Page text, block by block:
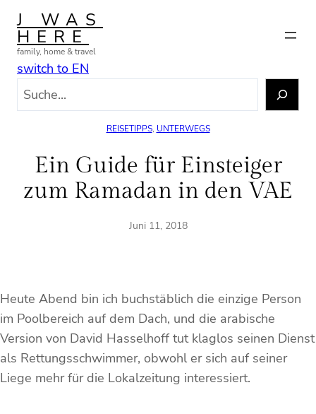
Zum
Inhalt
springen
J WAS
HERE
family, home & travel
switch to EN
REISETIPPS, UNTERWEGS
Ein Guide für Einsteiger
zum Ramadan in den VAE
Juni 11, 2018
Heute Abend bin ich buchstäblich die einzige Person
im Poolbereich auf dem Dach, und die arabische
Version von David Hasselhoff tut klaglos seinen Dienst
als Rettungsschwimmer, obwohl er sich auf seiner
Liege mehr für die Lokalzeitung interessiert.